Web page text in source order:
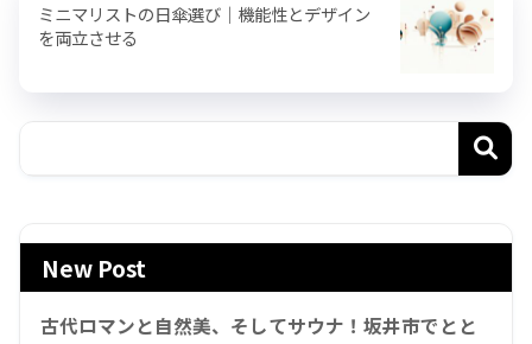
ミニマリストの日傘選び｜機能性とデザイン
を両立させる
New Post
古代ロマンと自然美、そしてサウナ！坂井市でとと